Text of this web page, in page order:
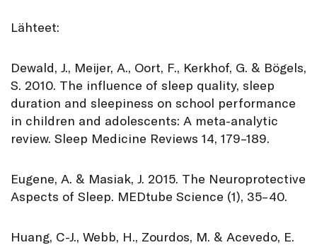
Lähteet:
Dewald, J., Meijer, A., Oort, F., Kerkhof, G. & Bögels,
S. 2010. The influence of sleep quality, sleep
duration and sleepiness on school performance
in children and adolescents: A meta-analytic
review. Sleep Medicine Reviews 14, 179–189.
Eugene, A. & Masiak, J. 2015. The Neuroprotective
Aspects of Sleep. MEDtube Science (1), 35–40.
Huang, C-J., Webb, H., Zourdos, M. & Acevedo, E.